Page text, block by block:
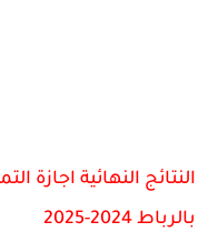
النتائج النهائية اجازة
بالرباط 2024-2025